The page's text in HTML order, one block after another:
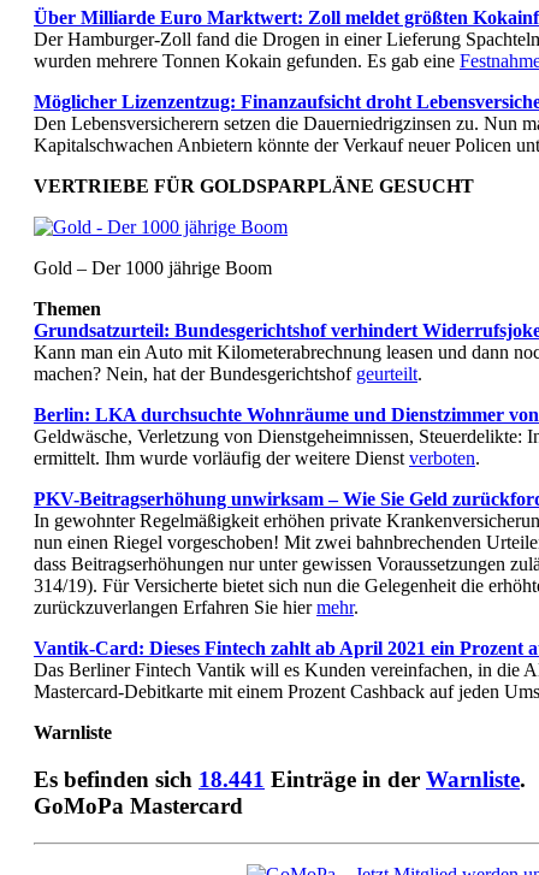
Über Milliarde Euro Marktwert: Zoll meldet größten
Der Hamburger-Zoll fand die Drogen in einer Lieferung
wurden mehrere Tonnen Kokain gefunden. Es gab eine
Möglicher Lizenzentzug: Finanzaufsicht droht
Den Lebensversicherern setzen die Dauerniedrigzinsen zu. Nun
Kapitalschwachen Anbietern könnte der Verkauf neuer Policen
VERTRIEBE FÜR GOLDSPARPLÄNE GESUCHT
Gold – Der 1000 jährige Boom
Themen
Grundsatzurteil: Bundesgerichtshof verhindert
Kann man ein Auto mit Kilometerabrechnung leasen und dann
machen? Nein, hat der Bundesgerichtshof geurteilt.
Berlin: LKA durchsuchte Wohnräume und Dienstzimmer
Geldwäsche, Verletzung von Dienstgeheimnissen, Steuerdelikte:
ermittelt. Ihm wurde vorläufig der weitere Dienst verboten.
PKV-Beitragserhöhung unwirksam – Wie Sie Geld
In gewohnter Regelmäßigkeit erhöhen private
nun einen Riegel vorgeschoben! Mit zwei bahnbrechenden
dass Beitragserhöhungen nur unter gewissen Voraussetzungen
314/19). Für Versicherte bietet sich nun die Gelegenheit die
zurückzuverlangen Erfahren Sie hiermehr.
Vantik-Card: Dieses Fintech zahlt ab April 2021 ein Prozent
Das Berliner Fintech Vantik will es Kunden vereinfachen, in die
Mastercard-Debitkarte mit einem Prozent Cashback auf jeden
Warnliste
Es befinden sich 18.441 Einträge in der Warnliste.
GoMoPa Mastercard